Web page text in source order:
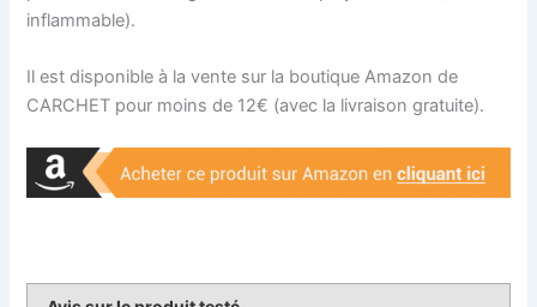
inflammable).
Il est disponible à la vente sur la boutique Amazon de
CARCHET pour moins de 12€ (avec la livraison gratuite).